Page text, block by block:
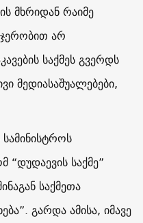
მხრიდან რაიმე
არ
საქმეს გვერდს
მედიასაშუალებები,
“დუდაევის საქმე”
საქმეთა
გარდა ამისა, იმავე